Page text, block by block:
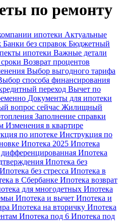
по ремонту
ипотеки Актуальные
Банки без справок Бюджетный
ипотеки Важные детали
Возврат процентов
Выбор выгодного тарифа
способа финансирования
переход Вычет по
Документы для ипотеки
вопрос сейчас Жилищный
Заполнение справки
Изменения в квартире
по ипотеке Инструкция по
Ипотека 2025 Ипотека
Ипотека
Ипотека без
Ипотека без стресса Ипотека в
в Сбербанке Ипотека возврат
для многодетных Ипотека
Ипотека и вычет Ипотека и
Ипотека на вторичку Ипотека
Ипотека под 6 Ипотека под